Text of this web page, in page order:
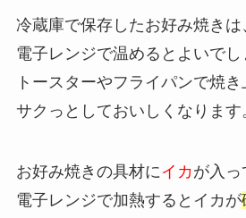
冷蔵庫で保存したお好み焼きは
電子レンジで温めるとよいでし
トースターやフライパンで焼き
サクっとしておいしくなります
お好み焼きの具材に イカが入っ
電子レンジで加熱するとイカが